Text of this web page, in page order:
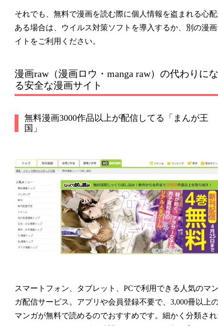
それでも、無料で漫画を読む際に個人情報を盗まれる心
ある場合は、ウイルス対策ソフトを導入するか、別の漫
イトをご利用ください。
漫画raw（漫画ロウ・manga raw）の代わりにな
る安全な漫画サイト
無料漫画3000作品以上が配信してる「まんが王
国」
スマートフォン、タブレット、PCで利用できる人気のマ
ガ配信サービス。アプリや会員登録不要で、3,000冊以上
マンガが無料で読めるのでおすすめです。細かく分類さ